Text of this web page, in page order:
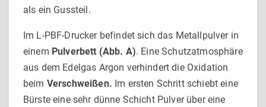
als ein Gussteil.
Im L-PBF-Drucker befindet sich das Metallpulver in
einem Pulverbett (Abb. A). Eine Schutzatmosphäre
aus dem Edelgas Argon verhindert die Oxidation
beim Verschweißen. Im ersten Schritt schiebt eine
Bürste eine sehr dünne Schicht Pulver über eine